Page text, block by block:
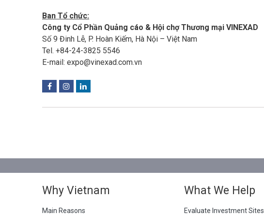
Ban Tổ chức:
Công ty Cổ Phần Quảng cáo & Hội chợ Thương mại VINEXAD
Số 9 Đinh Lễ, P. Hoàn Kiếm, Hà Nội – Việt Nam
Tel. +84-24-3825 5546
E-mail: expo@vinexad.com.vn
Why Vietnam
Main Reasons
What We Help
Evaluate Investment Sites